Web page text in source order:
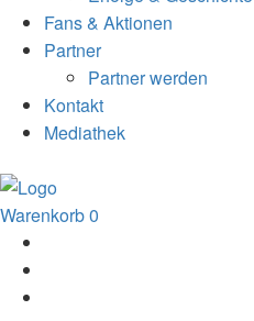
Fans & Aktionen
Partner
Partner werden
Kontakt
Mediathek
Warenkorb0